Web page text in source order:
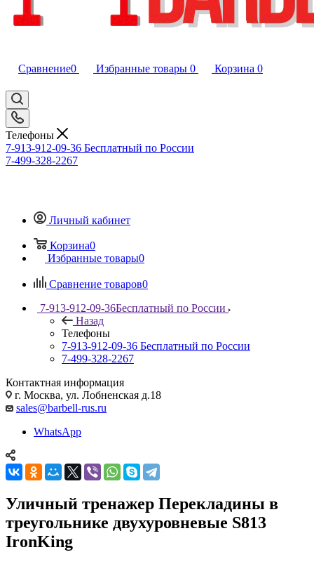
Сравнение0 Избранные товары 0 Корзина 0
Телефоны
7-913-912-09-36 Бесплатный по России
7-499-328-2267
Личный кабинет
Корзина0
Избранные товары0
Сравнение товаров0
7-913-912-09-36Бесплатный по России
Назад
Телефоны
7-913-912-09-36 Бесплатный по России
7-499-328-2267
Контактная информация
г. Москва, ул. Лобненская д.18
sales@barbell-rus.ru
WhatsApp
Уличный тренажер Перекладины в
треугольнике двухуровневые S813
IronKing